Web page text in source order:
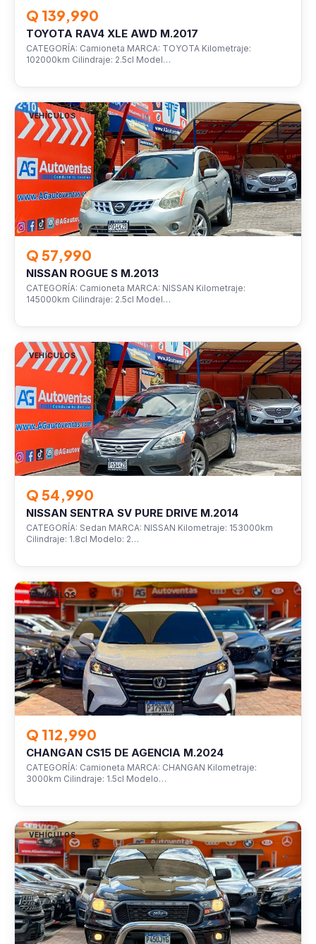
Q 139,990
TOYOTA RAV4 XLE AWD M.2017
CATEGORÍA: Camioneta MARCA: TOYOTA Kilometraje:
102000km Cilindraje: 2.5cl Model…
VEHÍCULOS
Q 57,990
NISSAN ROGUE S M.2013
CATEGORÍA: Camioneta MARCA: NISSAN Kilometraje:
145000km Cilindraje: 2.5cl Model…
VEHÍCULOS
Q 54,990
NISSAN SENTRA SV PURE DRIVE M.2014
CATEGORÍA: Sedan MARCA: NISSAN Kilometraje: 153000km
Cilindraje: 1.8cl Modelo: 2…
VEHÍCULOS
Q 112,990
CHANGAN CS15 DE AGENCIA M.2024
CATEGORÍA: Camioneta MARCA: CHANGAN Kilometraje:
3000km Cilindraje: 1.5cl Modelo…
VEHÍCULOS